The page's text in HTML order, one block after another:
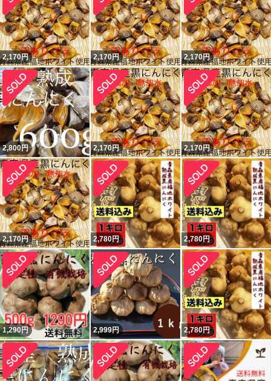
2,170円 2,170円 2,170円
2,800円 2,170円 2,170円
2,170円 2,780円 2,780円
1,290円 2,999円 2,780円